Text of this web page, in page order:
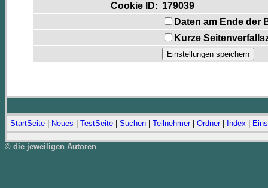
Cookie ID: 179039
Daten am Ende der
Kurze
StartSeite Neues TestSeite Suchen Teilnehmer| Ordner| Index
© die jeweiligen Autoren